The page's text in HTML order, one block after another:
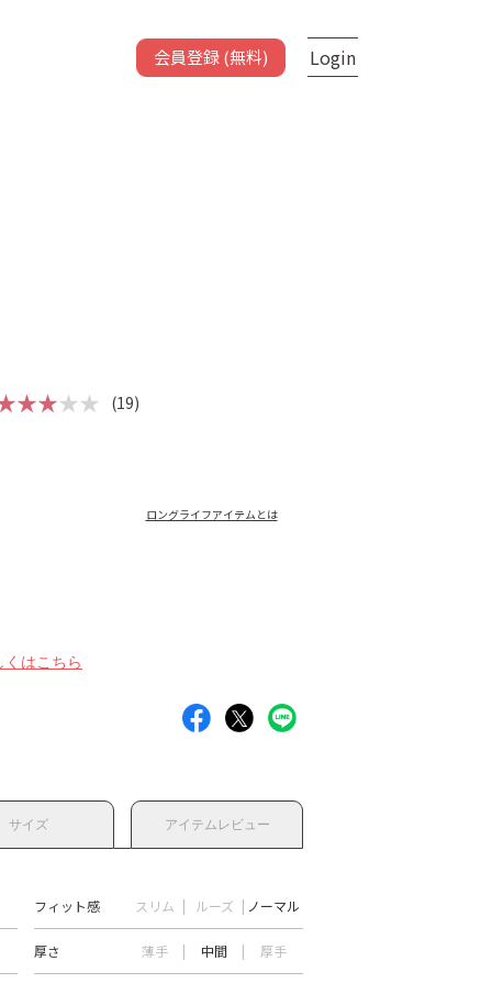
会員登録 (無料) Login
★★ (19)
ロングライフアイテムとは
くはこちら
サイズ アイテムレビュー
フィット感 スリム ルーズ ノーマル
厚さ 薄手 中間 厚手